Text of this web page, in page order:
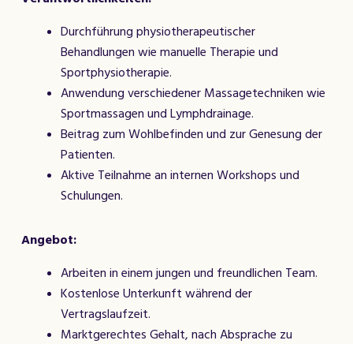
Durchführung physiotherapeutischer
Behandlungen wie manuelle Therapie und
Sportphysiotherapie.
Anwendung verschiedener Massagetechniken wie
Sportmassagen und Lymphdrainage.
Beitrag zum Wohlbefinden und zur Genesung der
Patienten.
Aktive Teilnahme an internen Workshops und
Schulungen.
Angebot:
Arbeiten in einem jungen und freundlichen Team.
Kostenlose Unterkunft während der
Vertragslaufzeit.
Marktgerechtes Gehalt, nach Absprache zu